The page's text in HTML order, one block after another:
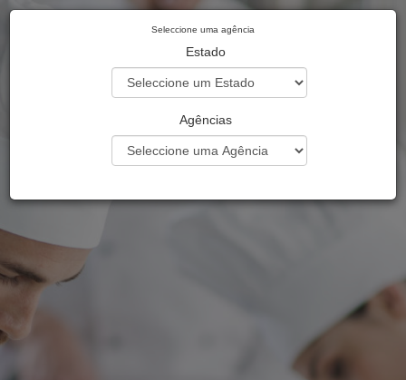
Seleccione uma agência
Estado
Agências